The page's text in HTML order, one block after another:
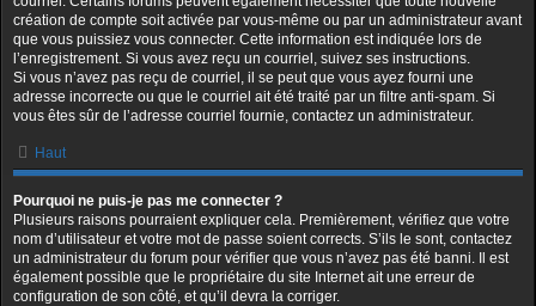
création de compte soit activée par vous-même ou par un administrateur avant
que vous puissiez vous connecter. Cette information est indiquée lors de
l’enregistrement. Si vous avez reçu un courriel, suivez ses instructions.
Si vous n’avez pas reçu de courriel, il se peut que vous ayez fourni une
adresse incorrecte ou que le courriel ait été traité par un filtre anti-spam. Si
vous êtes sûr de l’adresse courriel fournie, contactez un administrateur.
Haut
Pourquoi ne puis-je pas me connecter ?
Plusieurs raisons pourraient expliquer cela. Premièrement, vérifiez que votre
nom d’utilisateur et votre mot de passe soient corrects. S’ils le sont, contactez
un administrateur du forum pour vérifier que vous n’avez pas été banni. Il est
également possible que le propriétaire du site Internet ait une erreur de
configuration de son côté, et qu’il devra la corriger.